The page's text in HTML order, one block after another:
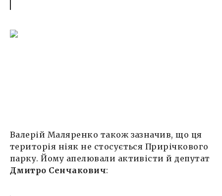
Валерій Маляренко також зазначив, що ця
територія ніяк не стосується Прирічкового
парку. Йому апелювали активісти й депутат
Дмитро Сенчакович: